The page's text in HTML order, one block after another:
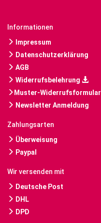
Informationen
Impressum
Datenschutzerklärung
AGB
Widerrufsbelehrung
Muster-Widerrufsformular
Newsletter Anmeldung
Zahlungsarten
Überweisung
Paypal
Wir versenden mit
Deutsche Post
DHL
DPD